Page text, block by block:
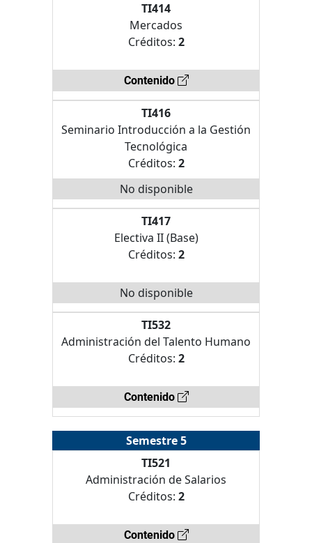
TI414
Mercados
Créditos: 2
Contenido
TI416
Seminario Introducción a la Gestión
Tecnológica
Créditos: 2
No disponible
TI417
Electiva II (Base)
Créditos: 2
No disponible
TI532
Administración del Talento Humano
Créditos: 2
Contenido
Semestre 5
TI521
Administración de Salarios
Créditos: 2
Contenido